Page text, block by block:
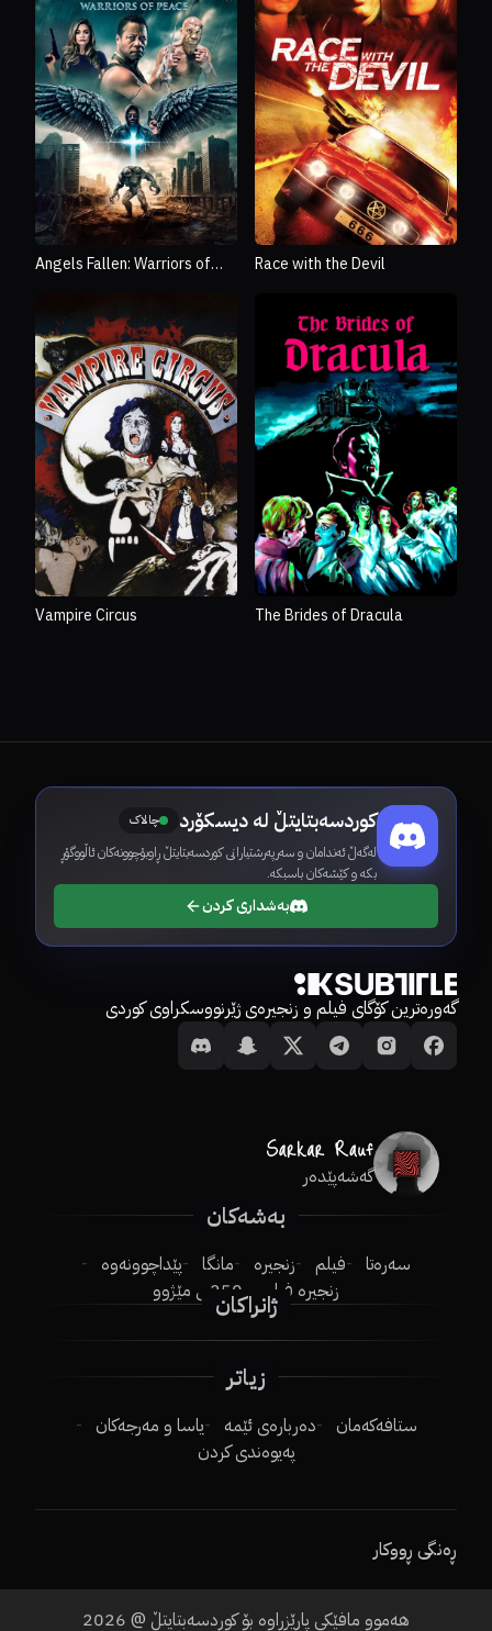
Angels Fallen: Warriors of
Race with the Devil
Vampire Circus The Brides of Dracula
کوردسەبتایتڵ لە دیسکۆرد چالاک
لەگەڵ ئەندامان و سەرپەرشتیارانی کوردسەبتایتڵ ڕاوبۆچوونەکان ئاڵووگۆڕ
بکە و کێشەکان باسبکە.
بەشداری کردن
گەورەترین کۆگای فیلم و زنجیرەی ژێرنووسکراوی کوردی
گەشەپێدەر
بەشەکان
سەرەتا فیلم زنجیرە مانگا
پێداچوونەوە
زنجیرە فیلم
250ـی مێژوو
ژانراکان
زیاتر
ستافەکەمان دەربارەی ئێمە
یاسا و مەرجەکان
پەیوەندی کردن
ڕەنگی ڕووکار
هەموو مافێکی پارێزراوە بۆ کوردسەبتایتڵ @ 2026